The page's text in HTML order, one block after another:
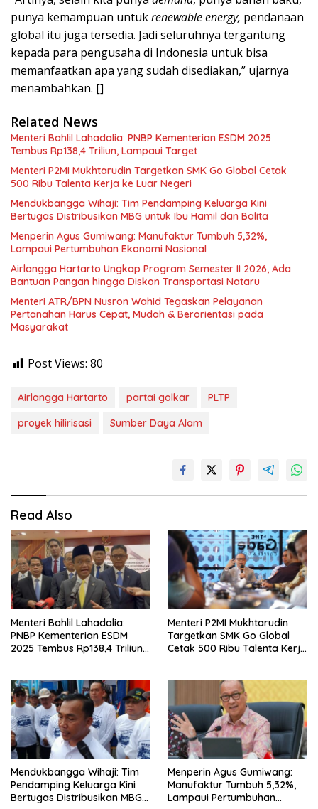
punya kemampuan untukrenewable energy, pendanaan
global itu juga tersedia. Jadi seluruhnya tergantung
kepada para pengusaha di Indonesia untuk bisa
memanfaatkan apa yang sudah disediakan,” ujarnya
menambahkan. []
Related News
Menteri Bahlil Lahadalia: PNBP Kementerian ESDM 2025
Tembus Rp138,4 Triliun, Lampaui Target
Menteri P2MI Mukhtarudin Targetkan SMK Go Global Cetak
500 Ribu Talenta Kerja ke Luar Negeri
Mendukbangga Wihaji: Tim Pendamping Keluarga Kini
Bertugas Distribusikan MBG untuk Ibu Hamil dan Balita
Menperin Agus Gumiwang: Manufaktur Tumbuh 5,32%,
Lampaui Pertumbuhan Ekonomi Nasional
Airlangga Hartarto Ungkap Program Semester II 2026, Ada
Bantuan Pangan hingga Diskon Transportasi Nataru
Menteri ATR/BPN Nusron Wahid Tegaskan Pelayanan
Pertanahan Harus Cepat, Mudah & Berorientasi pada
Masyarakat
Post Views: 80
Airlangga Hartarto partai golkar
PLTP
proyek hilirisasi
Sumber Daya Alam
Read Also
Menteri Bahlil Lahadalia:
PNBP Kementerian ESDM
2025 Tembus Rp138,4 Triliun,
Menteri P2MI Mukhtarudin
Targetkan SMK Go Global
Cetak 500 Ribu Talenta Kerja
Mendukbangga Wihaji: Tim
Pendamping Keluarga Kini
Bertugas Distribusikan MBG
Menperin Agus Gumiwang:
Manufaktur Tumbuh 5,32%,
Lampaui Pertumbuhan